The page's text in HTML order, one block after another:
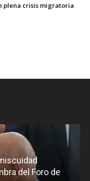
plena crisis migratoria
del Foro de